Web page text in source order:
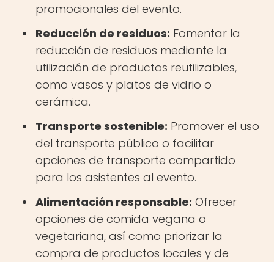
promocionales del evento.
Reducción de residuos: Fomentar la
reducción de residuos mediante la
utilización de productos reutilizables,
como vasos y platos de vidrio o
cerámica.
Transporte sostenible: Promover el uso
del transporte público o facilitar
opciones de transporte compartido
para los asistentes al evento.
Alimentación responsable: Ofrecer
opciones de comida vegana o
vegetariana, así como priorizar la
compra de productos locales y de